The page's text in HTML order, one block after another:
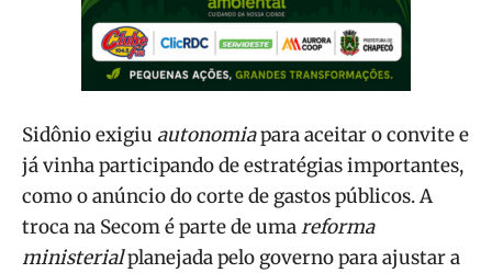
Sidônio exigiu autonomiapara aceitar o convite e
já vinha participando de estratégias importantes,
como o anúncio do corte de gastos públicos. A
troca na Secom é parte de umareforma
ministerialplanejada pelo governo para ajustar a